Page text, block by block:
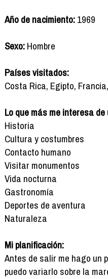
Año de nacimiento:1969
Sexo:Hombre
Países visitados:
Costa Rica, Egipto,
Lo que más me interesa de
Historia
Cultura y costumbres
Contacto humano
Visitar monumentos
Vida nocturna
Gastronomía
Deportes de aventura
Naturaleza
Mi planificación:
Antes de salir me hago un
puedo variarlo sobre la